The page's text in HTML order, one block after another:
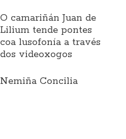
O camariñán Juan de
Lilium tende pontes
coa lusofonía a través
dos videoxogos
Nemiña Concilia